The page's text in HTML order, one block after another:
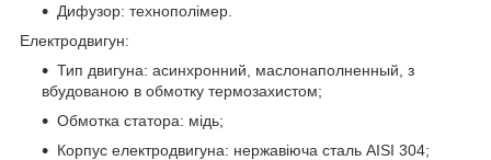
Дифузор: технополімер.
Електродвигун:
Тип двигуна: асинхронний, маслонаполненный, з
вбудованою в обмотку термозахистом;
Обмотка статора: мідь;
Корпус електродвигуна: нержавіюча сталь AISI 304;